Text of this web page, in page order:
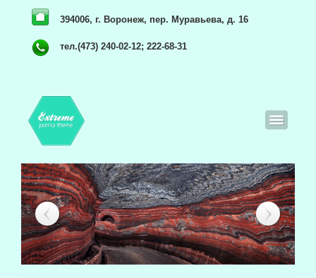
394006, г. Воронеж, пер. Муравьева, д. 16
тел.(473) 240-02-12; 222-68-31